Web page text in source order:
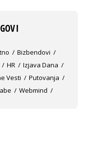
Bizbendovi
HR
Izjava Dana
Vesti
Putovanja
Webmind